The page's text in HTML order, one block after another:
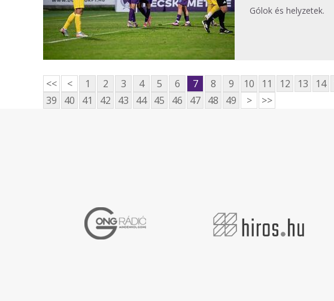
Gólok és helyzetek.
<< < 1 2 3 4 5 6 7 8 9 10 11 12 13 14
39
40 41 42 43 44 45 46 47 48 49 > >>